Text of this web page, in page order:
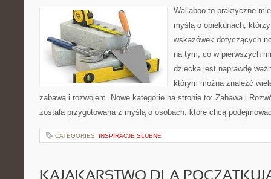
Wallaboo to praktyczne
myślą o opiekunach,
wskazówek dotyczących
na tym, co w pierwszych
dziecka jest naprawdę
którym można znaleźć
zabawą i rozwojem. Nowe kategorie na stronie to: Zabawa i
została przygotowana z myślą o osobach, które chcą
CATEGORIES: INSPIRACJE ŚLUBNE